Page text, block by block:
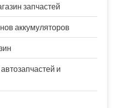
запчастей
аккумуляторов
и